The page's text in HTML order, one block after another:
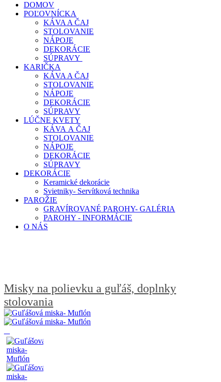
DOMOV
POĽOVNÍCKA
KÁVA A ČAJ
STOLOVANIE
NÁPOJE
DEKORÁCIE
SÚPRAVY
KARIČKA
KÁVA A ČAJ
STOLOVANIE
NÁPOJE
DEKORÁCIE
SÚPRAVY
LÚČNE KVETY
KÁVA A ČAJ
STOLOVANIE
NÁPOJE
DEKORÁCIE
SÚPRAVY
DEKORÁCIE
Keramické dekorácie
Svietniky- Servítková technika
PAROŽIE
GRAVÍROVANÉ PAROHY- GALÉRIA
PAROHY - INFORMÁCIE
O NÁS
Misky na polievku a guľáš, doplnky
stolovania